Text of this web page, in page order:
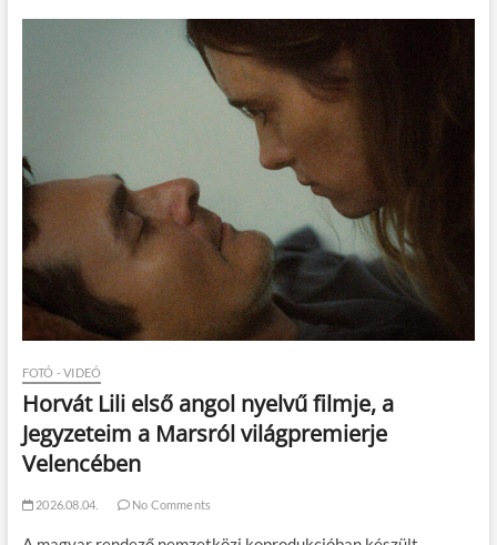
FOTÓ - VIDEÓ
Horvát Lili első angol nyelvű filmje, a
Jegyzeteim a Marsról világpremierje
Velencében
2026.08.04. No Comments